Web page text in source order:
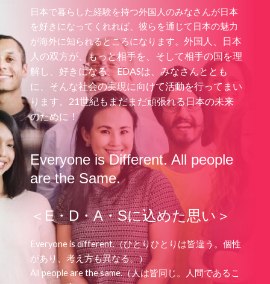
日本で暮らした経験を持つ外国人のみなさんが日本
を好きになってくれれば、彼らを通じて日本の魅力
が海外に知られるところになります。 外国人、日本
人の双方が、もっと相手を、そして相手の国を理
解し、好きになる。EDASは、みなさんととも
に、そんな社会の実現に向けて活動を行ってまい
ります。 21世紀もまだまだ頑張れる日本の未来
のために！
Everyone is Different. All people
are the Same.
＜E・D・A・Sに込めた思い＞
Everyone is different.（ひとりひとりは皆違う。個性
があり、考え方も異なる。）
All people are the same.（人は皆同じ。人間であるこ